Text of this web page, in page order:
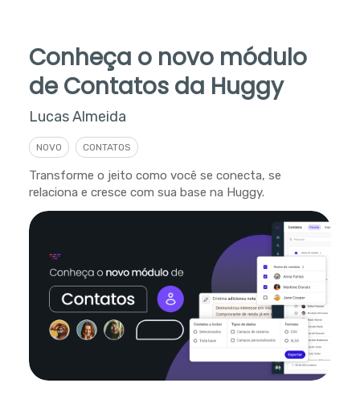
Conheça o novo módulo
de Contatos da Huggy
Lucas Almeida
NOVO CONTATOS
Transforme o jeito como você se conecta, se
relaciona e cresce com sua base na Huggy.